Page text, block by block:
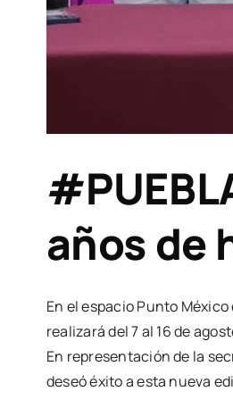
años de
En el espacio Punto
realizará del 7 al 16 de
En representación de la
deseó éxito a esta nueva